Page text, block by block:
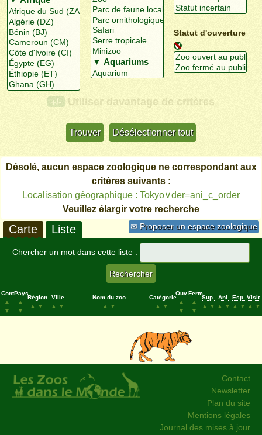
Statut d'ouverture
+/- Utiliser davantage de critères
Désolé, aucun espace zoologique ne correspondant aux
critères suivants :
Localisation géographique : Tokyo∨der=ani_c_order
Veuillez élargir votre recherche
✉ Proposer un espace zoologique
Carte Liste
Chercher un mot dans cette liste :
Cont.
▲
▼
Pays
▲
▼
Région
▲
▼
Ville
▲
▼
Nom du zoo
▲
▼
Catégorie
▲
▼
Ouv.
▲
▼
Ferm.
▲
▼
Sup.
▲
▼
Ani.
▲
▼
Esp.
▲
▼
Visit.
▲
▼
Contact
Newsletter
Plan du site
Mentions légales
Journal des mises à jour